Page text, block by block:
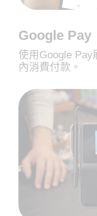
Google Pay
使用Google Pay
內消費付款。